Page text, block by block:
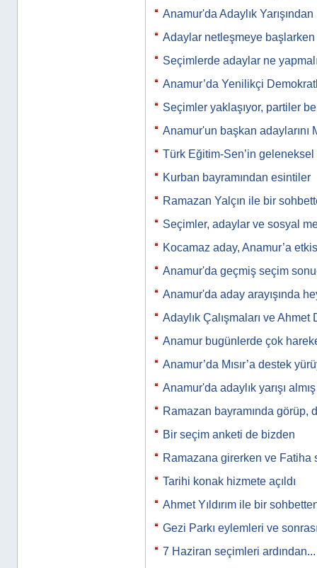
Anamur'da Adaylık
Adaylar netleşmeye
Seçimlerde adaylar ne
Anamur’da Yenilikçi
Seçimler yaklaşıyor, partiler
Anamur'un başkan adaylarını
Türk Eğitim-Sen’in
Kurban bayramından esintiler
Ramazan Yalçın ile bir
Seçimler, adaylar ve sosyal
Kocamaz aday, Anamur’a
Anamur'da geçmiş seçim
Anamur'da aday arayışında
Adaylık Çalışmaları ve Ahmet
Anamur bugünlerde çok
Anamur’da Mısır’a destek
Anamur'da adaylık yarışı
Ramazan bayramında görüp,
Bir seçim anketi de bizden
Ramazana girerken ve Fatiha
Tarihi konak hizmete açıldı
Ahmet Yıldırım ile bir
Gezi Parkı eylemleri ve
7 Haziran seçimleri ardından...